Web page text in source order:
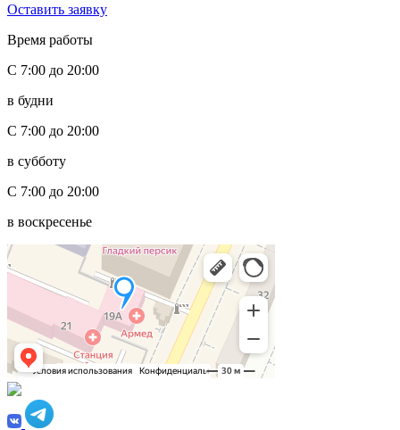
Оставить заявку
Время работы
С 7:00 до 20:00
в будни
С 7:00 до 20:00
в субботу
С 7:00 до 20:00
в воскресенье